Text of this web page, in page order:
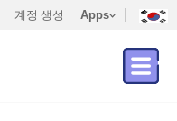
계정 생성 Apps